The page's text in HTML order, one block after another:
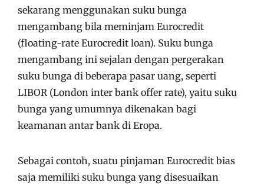
sekarang menggunakan suku bunga
mengambang bila meminjam Eurocredit
(floating-rate Eurocredit loan). Suku bunga
mengambang ini sejalan dengan pergerakan
suku bunga di beberapa pasar uang, seperti
LIBOR (London inter bank offer rate), yaitu suku
bunga yang umumnya dikenakan bagi
keamanan antar bank di Eropa.
Sebagai contoh, suatu pinjaman Eurocredit bias
saja memiliki suku bunga yang disesuaikan